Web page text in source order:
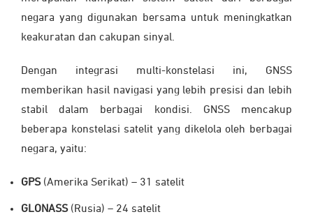
negara yang digunakan bersama untuk meningkatkan
keakuratan dan cakupan sinyal.
Dengan integrasi multi-konstelasi ini, GNSS
memberikan hasil navigasi yang lebih presisi dan lebih
stabil dalam berbagai kondisi. GNSS mencakup
beberapa konstelasi satelit yang dikelola oleh berbagai
negara, yaitu:
GPS(Amerika Serikat) – 31 satelit
GLONASS(Rusia) – 24 satelit